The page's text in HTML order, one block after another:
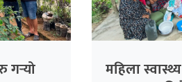
गर्‍यो
महिला